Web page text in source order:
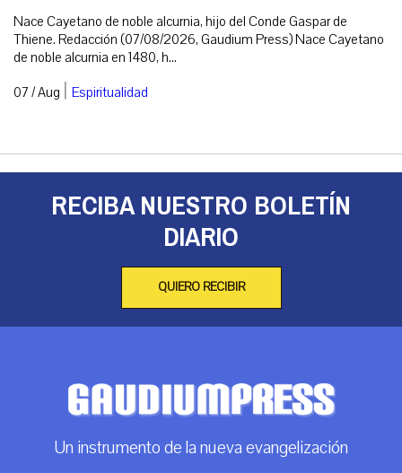
Nace Cayetano de noble alcurnia, hijo del Conde Gaspar de
Thiene. Redacción (07/08/2026, Gaudium Press) Nace Cayetano
de noble alcurnia en 1480, h...
07 / Aug | Espiritualidad
RECIBA NUESTRO BOLETÍN
DIARIO
QUIERO RECIBIR
Un instrumento de la nueva evangelización